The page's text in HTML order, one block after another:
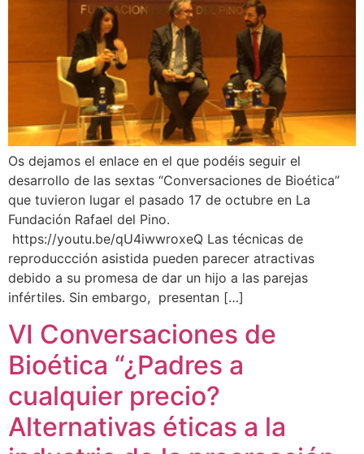
Os dejamos el enlace en el que podéis seguir el
desarrollo de las sextas “Conversaciones de Bioética”
que tuvieron lugar el pasado 17 de octubre en La
Fundación Rafael del Pino.
https://youtu.be/qU4iwwroxeQ Las técnicas de
reproduccción asistida pueden parecer atractivas
debido a su promesa de dar un hijo a las parejas
infértiles. Sin embargo, presentan […]
VI Conversaciones de
Bioética “¿Padres a
cualquier precio?
Alternativas éticas a la